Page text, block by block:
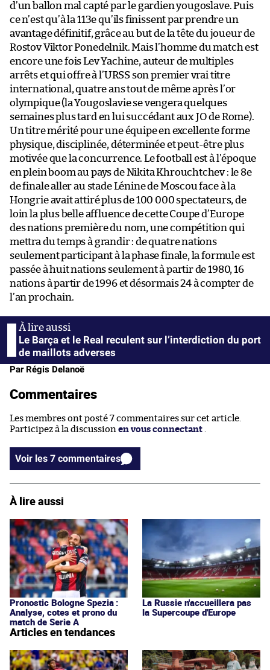
d’un ballon mal capté par le gardien yougoslave. Puis
ce n’est qu’à la 113e qu’ils finissent par prendre un
avantage définitif, grâce au but de la tête du joueur de
Rostov Viktor Ponedelnik. Mais l’homme du match est
encore une fois Lev Yachine, auteur de multiples
arrêts et qui offre à l’URSS son premier vrai titre
international, quatre ans tout de même après l’or
olympique (la Yougoslavie se vengera quelques
semaines plus tard en lui succédant aux JO de Rome).
Un titre mérité pour une équipe en excellente forme
physique, disciplinée, déterminée et peut-être plus
motivée que la concurrence. Le football est à l’époque
en plein boom au pays de Nikita Khrouchtchev : le 8e
de finale aller au stade Lénine de Moscou face à la
Hongrie avait attiré plus de 100 000 spectateurs, de
loin la plus belle affluence de cette Coupe d’Europe
des nations première du nom, une compétition qui
mettra du temps à grandir : de quatre nations
seulement participant à la phase finale, la formule est
passée à huit nations seulement à partir de 1980, 16
nations à partir de 1996 et désormais 24 à compter de
l’an prochain.
Le Barça et le Real reculent sur l’interdiction du port
de maillots adverses
Par Régis Delanoë
Commentaires
Les membres ont posté 7 commentaires sur cet article.
Participez à la discussion en vous connectant .
Voir les 7 commentaires
À lire aussi
Pronostic Bologne Spezia :
Analyse, cotes et prono du
match de Serie A
La Russie n'accueillera pas
la Supercoupe d'Europe
Articles en tendances